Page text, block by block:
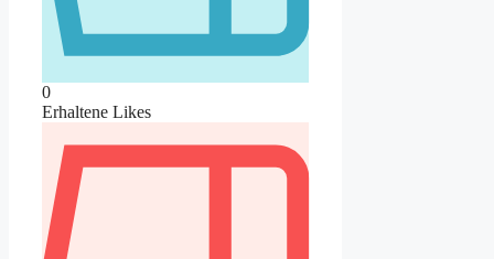
0
Erhaltene Likes